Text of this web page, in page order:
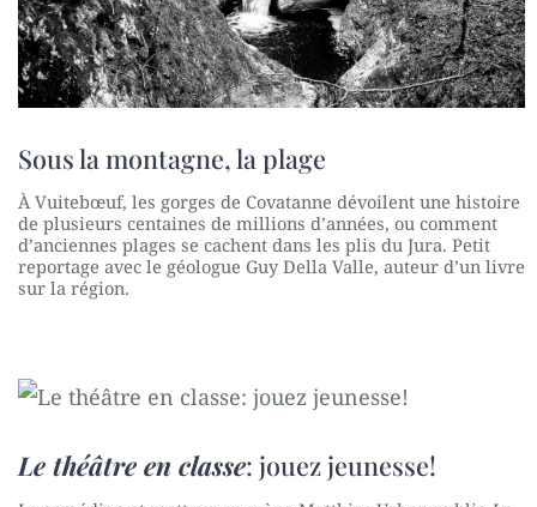
Sous la montagne, la plage
À Vuitebœuf, les gorges de Covatanne dévoilent une histoire
de plusieurs centaines de millions d’années, ou comment
d’anciennes plages se cachent dans les plis du Jura. Petit
reportage avec le géologue Guy Della Valle, auteur d’un livre
sur la région.
Le théâtre en classe: jouez jeunesse!